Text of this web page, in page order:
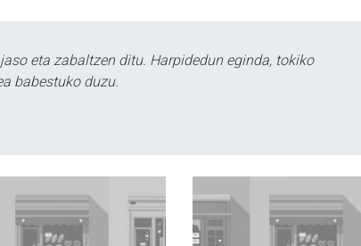
eta zabaltzen ditu. Harpidedun eginda, tokiko
babestuko duzu.